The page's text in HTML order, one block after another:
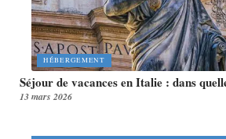
HÉBERGEMENT
Séjour de vacances en Italie : dans
13 mars 2026